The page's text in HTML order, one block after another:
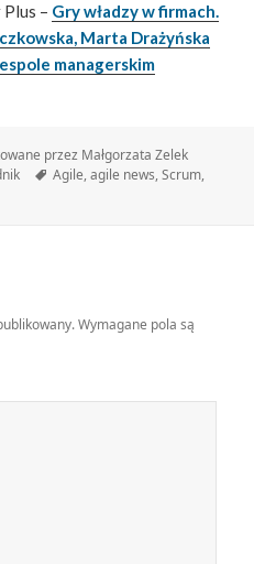
– Gry władzy w firmach.
Marta Drażyńska
managerskim
przez Małgorzata Zelek
Tagi
Agile,agile news,Scrum,
Wymagane pola są